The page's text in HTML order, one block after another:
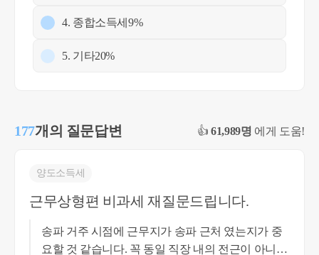
4. 종합소득세9%
5. 기타20%
177개의 질문답변 👍61,989명 에게 도움!
양도소득세
근무상형편 비과세 재질문드립니다.
송파 거주 시점에 근무지가 송파 근처 였는지가 중
요할 것 같습니다. 꼭 동일 직장 내의 전근이 아니더